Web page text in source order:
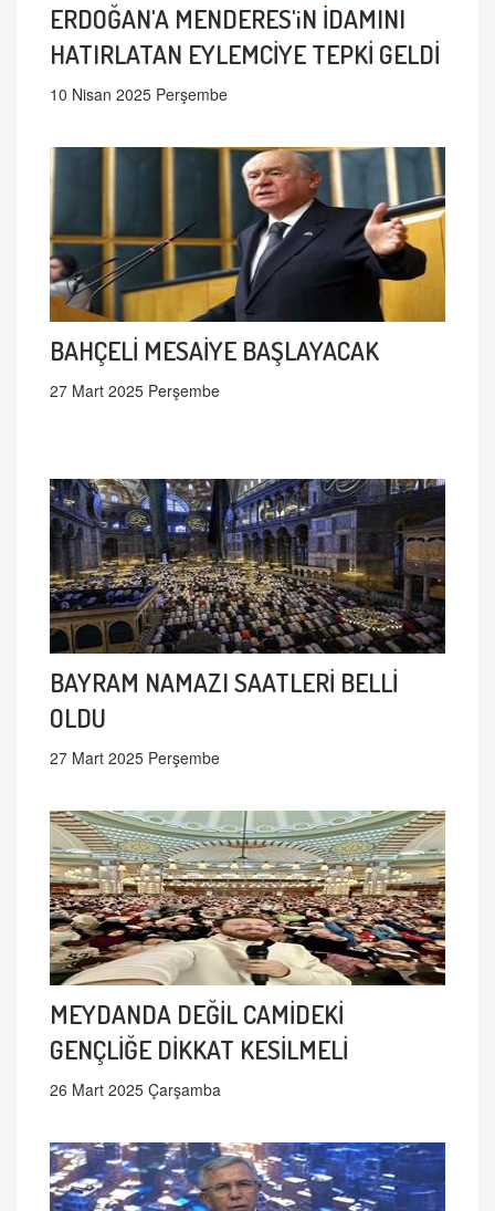
ERDOĞAN'A MENDERES'iN İDAMINI
HATIRLATAN EYLEMCİYE TEPKİ GELDİ
10 Nisan 2025 Perşembe
BAHÇELİ MESAİYE BAŞLAYACAK
27 Mart 2025 Perşembe
BAYRAM NAMAZI SAATLERİ BELLİ
OLDU
27 Mart 2025 Perşembe
MEYDANDA DEĞİL CAMİDEKİ
GENÇLİĞE DİKKAT KESİLMELİ
26 Mart 2025 Çarşamba